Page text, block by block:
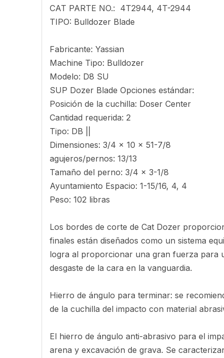
CAT PARTE NO.: 4T2944, 4T-2944
TIPO: Bulldozer Blade
Fabricante: Yassian
Machine Tipo: Bulldozer
Modelo: D8 SU
SUP Dozer Blade Opciones estándar:
Posición de la cuchilla: Doser Center
Cantidad requerida: 2
Tipo: DB ||
Dimensiones: 3/4 x 10 x 51-7/8
agujeros/pernos: 13/13
Tamaño del perno: 3/4 x 3-1/8
Ayuntamiento Espacio: 1-15/16, 4, 4
Peso: 102 libras
Los bordes de corte de Cat Dozer
finales están diseñados como un sistema
logra al proporcionar una gran fuerza para
desgaste de la cara en la vanguardia.
Hierro de ángulo para terminar: se
de la cuchilla del impacto con material
El hierro de ángulo anti-abrasivo para el
arena y excavación de grava. Se